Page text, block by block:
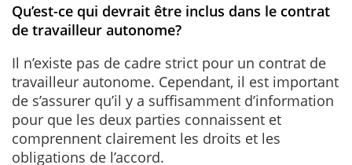
Qu’est-ce qui devrait être inclus dans le contrat
de travailleur autonome?
Il n’existe pas de cadre strict pour un contrat de
travailleur autonome. Cependant, il est important
de s’assurer qu’il y a suffisamment d’information
pour que les deux parties connaissent et
comprennent clairement les droits et les
obligations de l’accord.